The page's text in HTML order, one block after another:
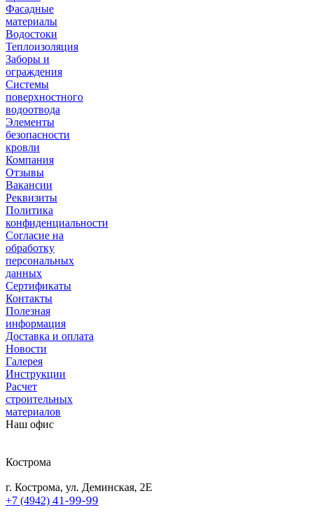
Фасадные
материалы
Водостоки
Теплоизоляция
Заборы и
ограждения
Системы
поверхностного
водоотвода
Элементы
безопасности
кровли
Компания
Отзывы
Вакансии
Реквизиты
Политика
конфиденциальности
Согласие на
обработку
персональных
данных
Сертификаты
Контакты
Полезная
информация
Доставка и оплата
Новости
Галерея
Инструкции
Расчет
строительных
материалов
Наш офис
Кострома
г. Кострома, ул. Деминская, 2Е
+7 (4942) 41-99-99